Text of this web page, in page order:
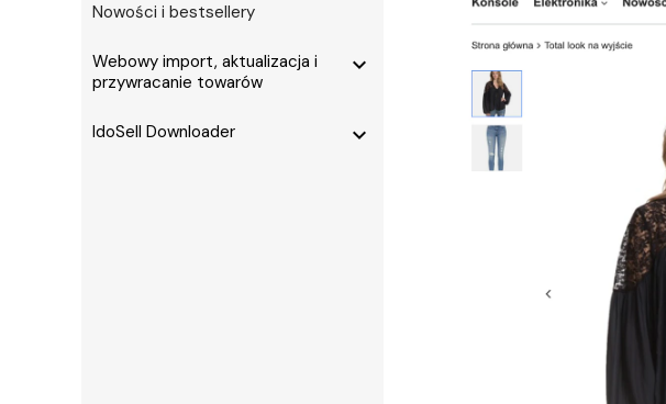
Nowości i bestsellery
Webowy import, aktualizacja i
przywracanie towarów
expand_more
IdoSell Downloader expand_more